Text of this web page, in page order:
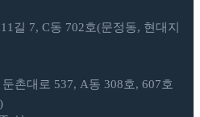
길 7, C동 702호(문정동, 현대지
촌대로 537, A동 308호, 607호